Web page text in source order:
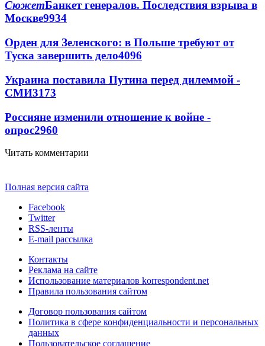
СюжетБанкет генералов. Последствия взрыва в
Москве9934
Орден для Зеленского: в Польше требуют от
Туска завершить дело4096
Украина поставила Путина перед дилеммой -
СМИ3173
Россияне изменили отношение к войне -
опрос2960
Читать комментарии
Полная версия сайта
Facebook
Twitter
RSS-ленты
E-mail рассылка
Контакты
Реклама на сайте
Использование материалов korrespondent.net
Правила пользования сайтом
Договор пользования сайтом
Политика в сфере конфиденциальности и персональных
данных
Пользовательское соглашение